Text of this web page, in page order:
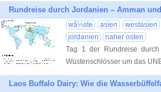
Rundreise durch Jordanien – Amman
wã¼ste asien westasien
jordanien
naher osten
Tag 1 der Rundreise
Wüstenschlösser um das
Laos Buffalo Dairy: Wie die